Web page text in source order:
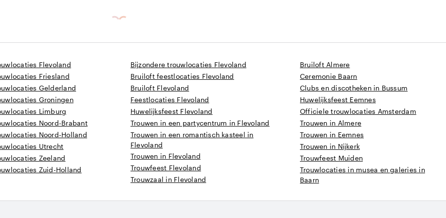
Flevoland
Friesland
Gelderland
Groningen
Limburg
Noord-Brabant
Noord-Holland
Utrecht
Zeeland
Zuid-Holland
Bijzondere trouwlocaties Flevoland
Bruiloft feestlocaties Flevoland
Bruiloft Flevoland
Feestlocaties Flevoland
Huwelijksfeest Flevoland
Trouwen in een partycentrum in Flevoland
Trouwen in een romantisch kasteel in
Flevoland
Trouwen in Flevoland
Trouwfeest Flevoland
Trouwzaal in Flevoland
Bruiloft Almere
Ceremonie Baarn
Clubs en discotheken in Bussum
Huwelijksfeest Eemnes
Officiele trouwlocaties Amsterdam
Trouwen in Almere
Trouwen in Eemnes
Trouwen in Nijkerk
Trouwfeest Muiden
Trouwlocaties in musea en galeries in
Baarn